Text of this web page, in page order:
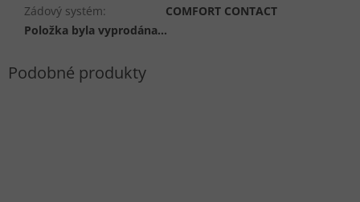
Zádový systém:
COMFORT CONTACT
Položka byla vyprodána…